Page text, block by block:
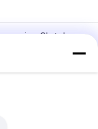
Clutch
Didukung
One Way Sprag